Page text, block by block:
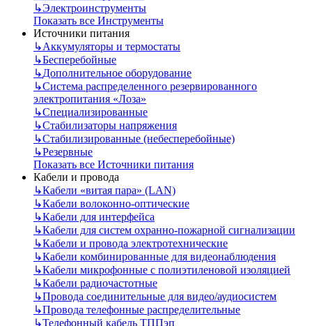
↳Электроинструменты
Показать все Инструменты
Источники питания
↳Аккумуляторы и термостаты
↳Бесперебойные
↳Дополнительное оборудование
↳Система распределенного резервированного
электропитания «Лоза»
↳Специализированные
↳Стабилизаторы напряжения
↳Стабилизированные (небесперебойные)
↳Резервные
Показать все Источники питания
Кабели и провода
↳Кабели «витая пара» (LAN)
↳Кабели волоконно-оптические
↳Кабели для интерфейса
↳Кабели для систем охранно-пожарной сигнализации
↳Кабели и провода электротехнические
↳Кабели комбинированные для видеонаблюдения
↳Кабели микрофонные с полиэтиленовой изоляцией
↳Кабели радиочастотные
↳Провода соединительные для видео/аудиосистем
↳Провода телефонные распределительные
↳Телефонный кабель ТППэп